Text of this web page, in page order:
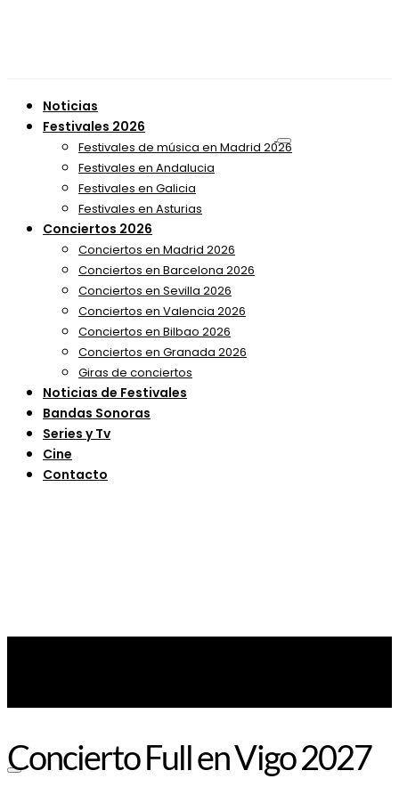
Noticias
Festivales 2026
Festivales de música en Madrid 2026
Festivales en Andalucia
Festivales en Galicia
Festivales en Asturias
Conciertos 2026
Conciertos en Madrid 2026
Conciertos en Barcelona 2026
Conciertos en Sevilla 2026
Conciertos en Valencia 2026
Conciertos en Bilbao 2026
Conciertos en Granada 2026
Giras de conciertos
Noticias de Festivales
Bandas Sonoras
Series y Tv
Cine
Contacto
Concierto Full en Vigo 2027